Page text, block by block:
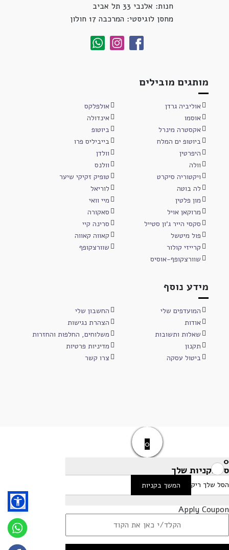
חנות: אלנבי 33 תל אביב
מחסן לוגיסטי: המרכבה 17 חולון
מותגים מובילים
אוליביה גרדן
אולפלקס
אוסמו
אינדולה
אקסטרה מינרל
ביוטופ
ביוטופ ים המלח
בייביליס פרו
היפרטין
וולדן
וולה
וולנס
ויקטוריה סיקרט
טופיק זקיקי שיער
לה בוטה
לוריאל
מון פלטין
מיי וואי
מרוקאן אויל
סאקורה
סקסי הייר ג'ון סטייל
סרינה קיי
פול מיטשל
קאווה קאווה
קרייזי קולור
שוורצקופף
שוורצקופף-אוסיס
מידע נוסף
המועדפים שלי
החשבון שלי
אודות
הצהרת נגישות
שאלות ותשובות
משלוחים, החלפות והחזרות
תקנון
מדיניות פרטיות
ביטול עסקה
צרו קשר
0
0
סל הקניות שלך
הסל שלך ריק המשך בקניות
Apply Coupon